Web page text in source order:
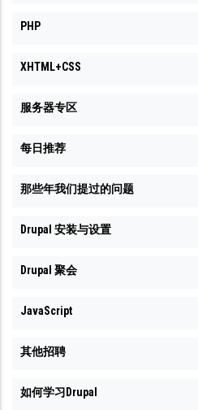
PHP
XHTML+CSS
服务器专区
每日推荐
那些年我们提过的问题
Drupal 安装与设置
Drupal 聚会
JavaScript
其他招聘
如何学习Drupal